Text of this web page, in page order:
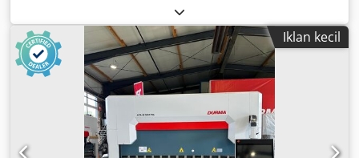
of the atmosphere in the heating chamber via the heating
branches, thus warming the working atmosphere and the
load in the furnace. The furnace working chamber is
equipped with a separately regulated heating unit in the
rear wall. The furnace is fitted with a radial circulation fan
with a horizontal shaft to ensure uniform temperature
distribution throughout the entire work space. The
circulation fan drives heated air through the circulation
ducts in the recirculation insert. All rotating parts are
Iklan kecil